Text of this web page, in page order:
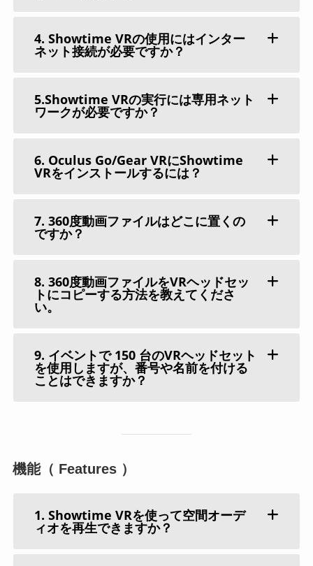
4. Showtime VRの使用にはインター
ネット接続が必要ですか？
5.Showtime VRの実行には専用ネット
ワークが必要ですか？
6. Oculus Go/Gear VRにShowtime
VRをインストールするには？
7. 360度動画ファイルはどこに置くの
ですか？
8. 360度動画ファイルをVRヘッドセッ
トにコピーする方法を教えてくださ
い。
9. イベントで 150 台のVRヘッドセット
を使用しますが、番号や名前を付ける
ことはできますか？
機能（ Features ）
1. Showtime VRを使って空間オーデ
ィオを再生できますか？